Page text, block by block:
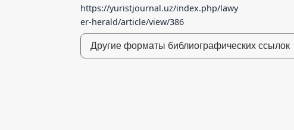
https://yuristjournal.uz/index.php/lawy
er-herald/article/view/386
Другие форматы библиографических ссылок